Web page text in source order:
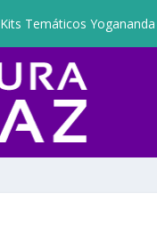
Kits Temáticos Yogananda